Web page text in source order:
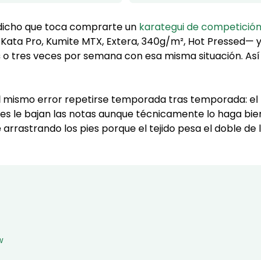
que toca comprarte un karategui de competición
Pro, Kumite MTX, Extera, 340g/m², Hot
tres veces por semana con esa misma situación.
mismo error repetirse temporada tras temporada:
le bajan las notas aunque técnicamente lo haga
los pies porque el tejido pesa el doble de